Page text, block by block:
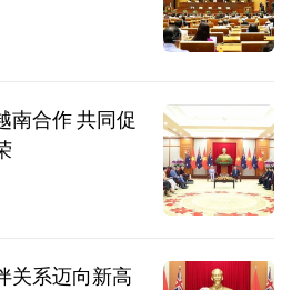
南合作 共同促
关系迈向新高